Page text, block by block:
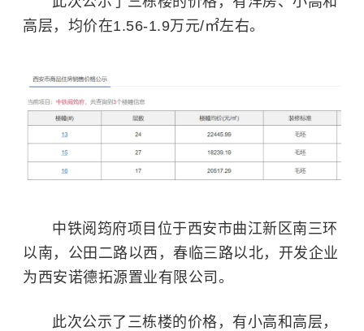
高层，均价在1.56-1.9万元/㎡左右。
中铁阅筠府项目位于西安市曲江新区南三环
以南，公田二路以西，春临三路以北，开发企业
为西安诺德拓源置业有限公司。
此次公示了三栋楼的价格，有小高和高层，